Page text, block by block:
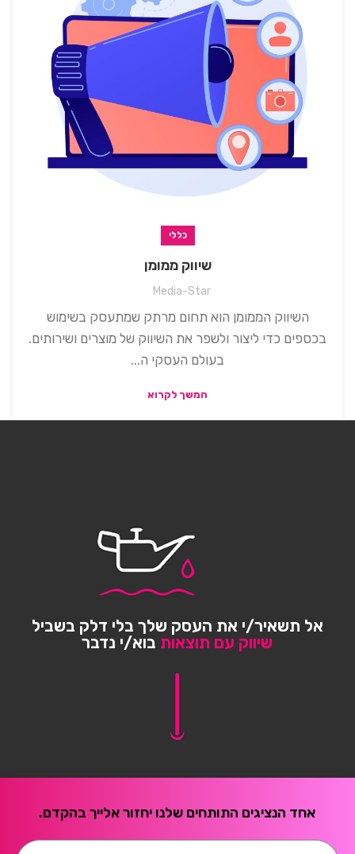
כללי
שיווק ממומן
Media-Star
השיווק הממומן הוא תחום מרתק שמתעסק בשימוש
בכספים כדי ליצור ולשפר את השיווק של מוצרים ושירותים.
בעולם העסקי ה...
המשך לקרוא
אל תשאיר/י את העסק שלך בלי דלק בשביל
שיווק עם תוצאות בוא/י נדבר
אחד הנציגים התותחים שלנו יחזור אלייך בהקדם.